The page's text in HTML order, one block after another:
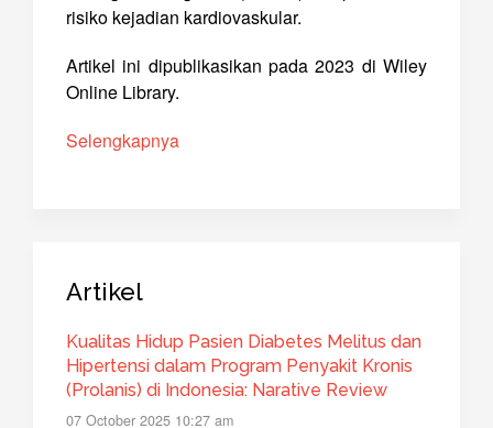
risiko kejadian kardiovaskular.
Artikel ini dipublikasikan pada 2023 di Wiley
Online Library.
Selengkapnya
Artikel
Kualitas Hidup Pasien Diabetes Melitus dan
Hipertensi dalam Program Penyakit Kronis
(Prolanis) di Indonesia: Narative Review
07 October 2025 10:27 am